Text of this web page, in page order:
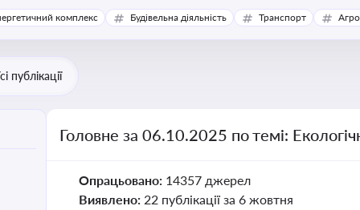
європейськими нормами
комплекс Будівельна діяльність Транспорт
публікації
Головне за 06.10.2025 по темі:
Опрацьовано: 14357 джерел
Виявлено: 22 публікації за 6 жовтня